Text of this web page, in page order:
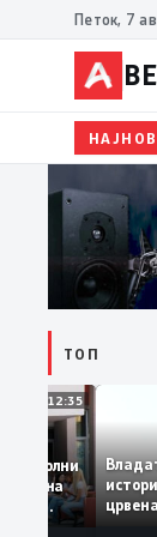
Петок, 7
ТОП
12:35
задоволни
на
се